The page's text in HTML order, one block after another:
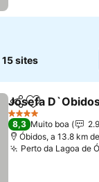
15 sites
PartilharAdicionar
Josefa
4 Estrelas
8,3 Muito boa
Óbidos, a 13.8 km
Perto da Lagoa de